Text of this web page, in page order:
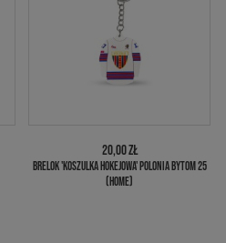
20,00 ZŁ
BRELOK 'KOSZULKA HOKEJOWA' POLONIA BYTOM 25
(HOME)